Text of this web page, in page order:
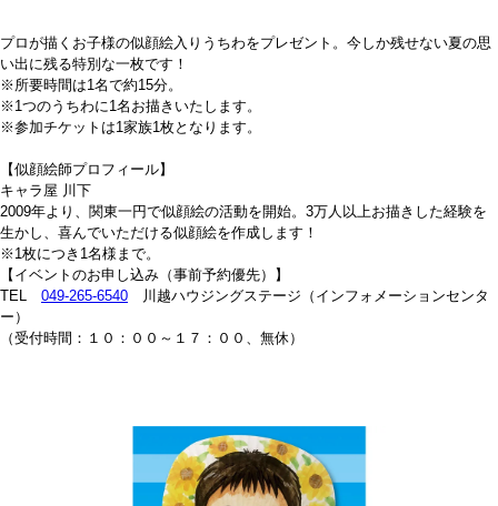
プロが描くお子様の似顔絵入りうちわをプレゼント。今しか残せない夏の思
い出に残る特別な一枚です！
※所要時間は1名で約15分。
※1つのうちわに1名お描きいたします。
※参加チケットは1家族1枚となります。
【似顔絵師プロフィール】
キャラ屋 川下
2009年より、関東一円で似顔絵の活動を開始。3万人以上お描きした経験を
生かし、喜んでいただける似顔絵を作成します！
※1枚につき1名様まで。
【イベントのお申し込み（事前予約優先）】
TEL 049-265-6540 川越ハウジングステージ（インフォメーションセンタ
ー）
（受付時間：１０：００～１７：００、無休）